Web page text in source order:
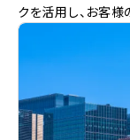
クを活用し、お客様